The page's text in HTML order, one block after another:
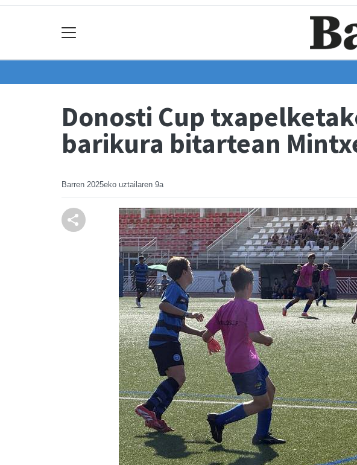
Donosti Cup
barikura bitartean
Barren 2025eko uztailaren 9a